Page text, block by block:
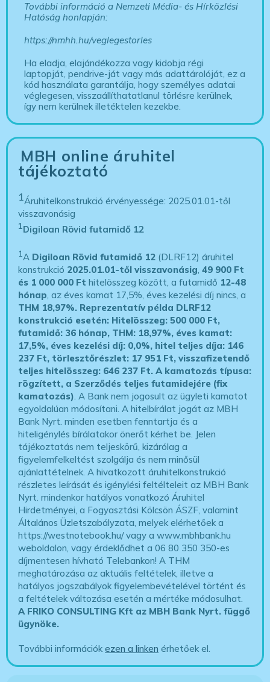
További információ a Nemzeti Média- és Hírközlési
Hatóság honlapján:
https://nmhh.hu/veglegestorles
Ha eladja, elajándékozza vagy kidobja régi
laptopját, pendrive-ját vagy más adattárolóját, ez a
kód használata garantálja, hogy személyes adatai
véglegesen, visszaállíthatatlanul törlésre kerülnek,
így nem kerülnek illetéktelen kezekbe.
MBH online áruhitel
tájékoztató
1Áruhitelkonstrukció érvényessége: 2025.01.01-től
visszavonásig
1Digiloan Rövid futamidő 12
1 A Digiloan Rövid futamidő 12 (DLRF12) áruhitel
konstrukció 2025.01.01-től visszavonásig ,49 900 Ft
és 1 000 000 Ft hitelösszeg között, a futamidő 12-48
hónap , az éves kamat 17,5%, éves kezelési díj nincs, a
THM 18,97%. Reprezentatív példa DLRF12
konstrukció esetén: Hitelösszeg: 500 000 Ft,
futamidő: 36 hónap, THM: 18,97%, éves kamat:
17,5%, éves kezelési díj: 0,0%, hitel teljes díja: 146
237 Ft, törlesztőrészlet: 17 951 Ft, visszafizetendő
teljes hitelösszeg: 646 237 Ft.A kamatozás típusa:
rögzített, a Szerződés teljes futamidejére (fix
kamatozás) . A Bank nem jogosult az ügyleti kamatot
egyoldalúan módosítani. A hitelbírálat jogát az MBH
Bank Nyrt. minden esetben fenntartja és a
hiteligénylés bírálatakor önerőt kérhet be. Jelen
tájékoztatás nem teljeskörű, kizárólag a
figyelemfelkeltést szolgálja és nem minősül
ajánlattételnek. A hivatkozott áruhitelkonstrukció
részletes leírását és igénylési feltélteleit az MBH Bank
Nyrt. mindenkor hatályos vonatkozó Áruhitel
Hirdetményei, a Fogyasztási Kölcsön ÁSZF, valamint
Általános Üzletszabályzata, melyek elérhetőek a
https://westnotebook.hu/vagy a www.mbhbank.hu
weboldalon, vagy érdeklődhet a 06 80 350 350-es
díjmentesen hívható Telebankon! A THM
meghatározása az aktuális feltételek, illetve a
hatályos jogszabályok figyelembevételével történt és
a feltételek változása esetén a mértéke módosulhat.
A FRIKO CONSULTING Kft az MBH Bank Nyrt. függő
ügynöke.
További információkezen a linken érhetőek el.